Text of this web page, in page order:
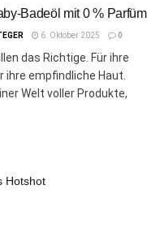
Badeöl mit 0 % Parfüm
6. Oktober 2025 0
das Richtige. Für ihre
ihre empfindliche Haut.
Welt voller Produkte,
Hotshot